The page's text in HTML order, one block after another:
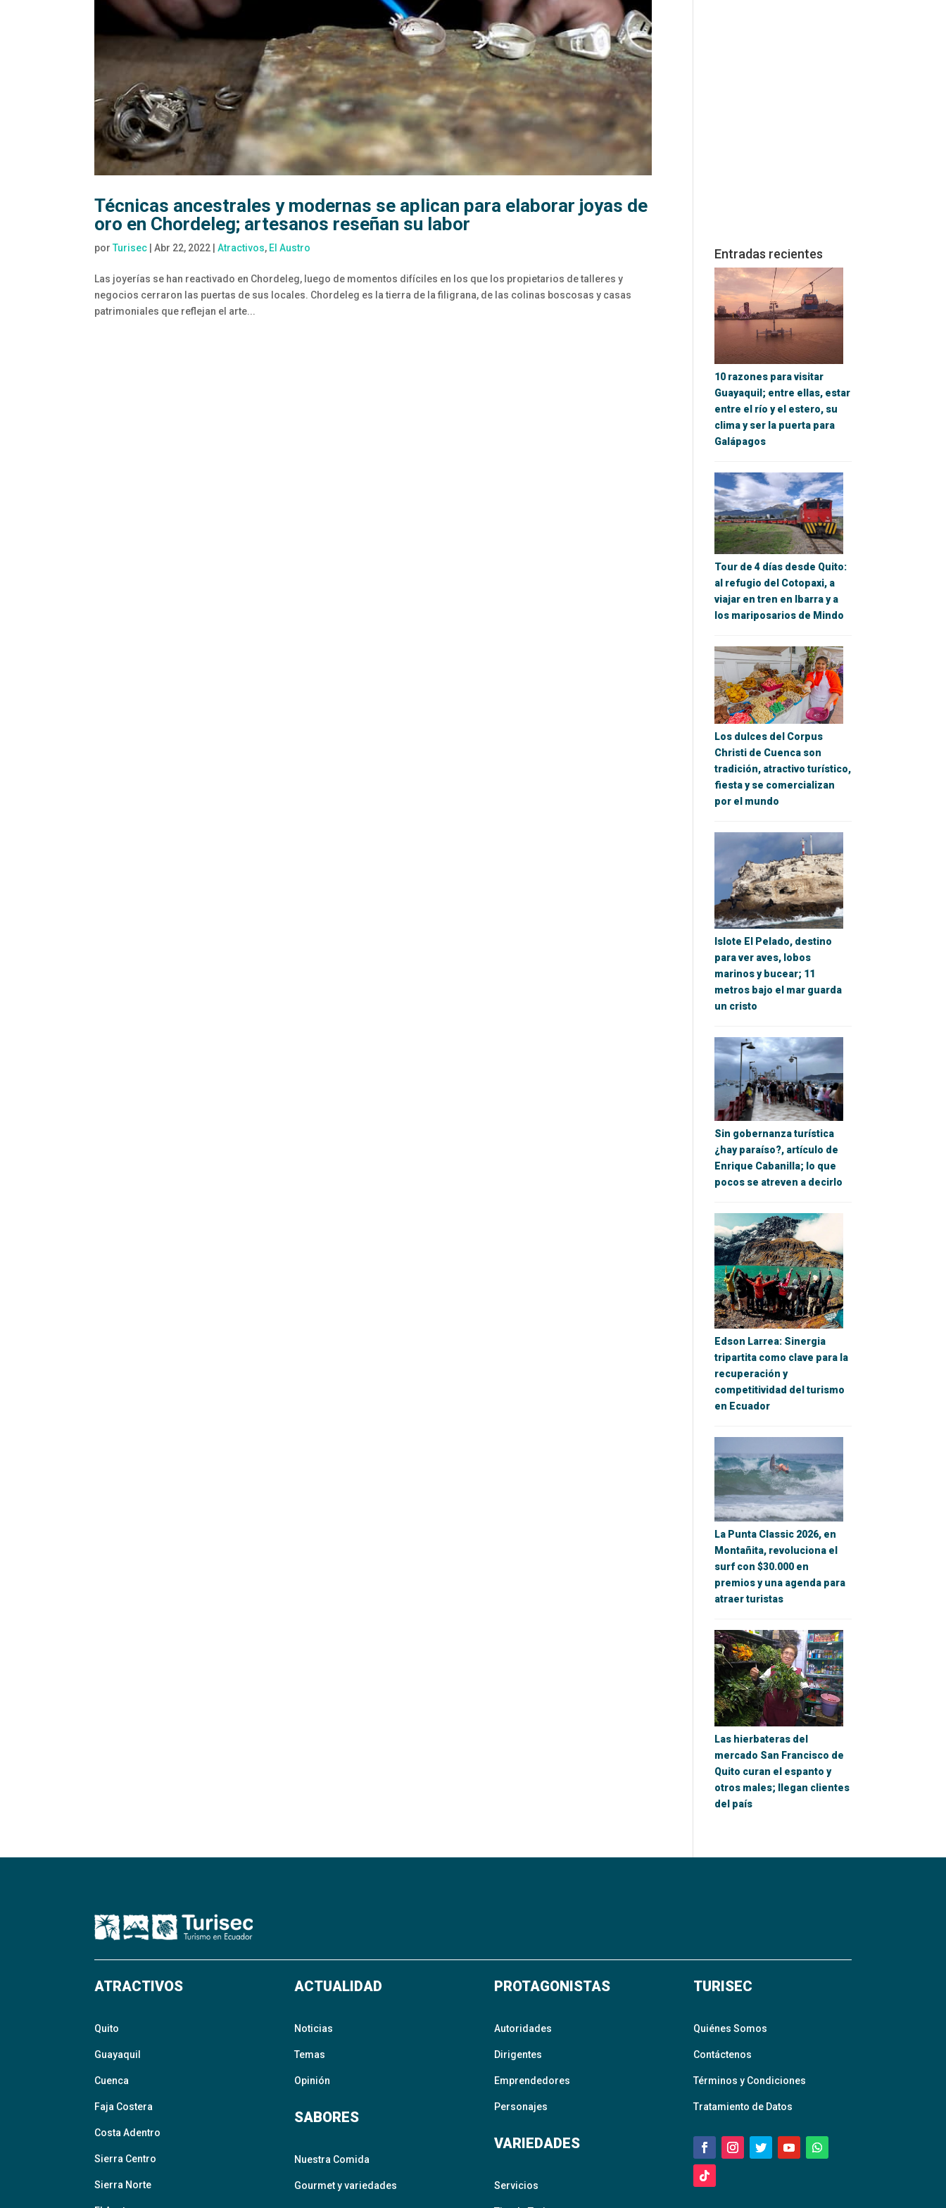
Técnicas ancestrales y modernas se aplican para elaborar joyas de
oro en Chordeleg; artesanos reseñan su labor
porTurisec |Abr 22, 2022 |Atractivos, El Austro
Las joyerías se han reactivado en Chordeleg, luego de momentos difíciles en los que los propietarios de talleres y
negocios cerraron las puertas de sus locales. Chordeleg es la tierra de la filigrana, de las colinas boscosas y casas
patrimoniales que reflejan el arte...
Entradas recientes
10 razones para visitar
Guayaquil; entre ellas, estar
entre el río y el estero, su
clima y ser la puerta para
Galápagos
Tour de 4 días desde Quito:
al refugio del Cotopaxi, a
viajar en tren en Ibarra y a
los mariposarios de Mindo
Los dulces del Corpus
Christi de Cuenca son
tradición, atractivo turístico,
fiesta y se comercializan
por el mundo
Islote El Pelado, destino
para ver aves, lobos
marinos y bucear; 11
metros bajo el mar guarda
un cristo
Sin gobernanza turística
¿hay paraíso?, artículo de
Enrique Cabanilla; lo que
pocos se atreven a decirlo
Edson Larrea: Sinergia
tripartita como clave para la
recuperación y
competitividad del turismo
en Ecuador
La Punta Classic 2026, en
Montañita, revoluciona el
surf con $30.000 en
premios y una agenda para
atraer turistas
Las hierbateras del
mercado San Francisco de
Quito curan el espanto y
otros males; llegan clientes
del país
ATRACTIVOS
Quito
Guayaquil
Cuenca
Faja Costera
Costa Adentro
Sierra Centro
Sierra Norte
ACTUALIDAD
Noticias
Temas
Opinión
SABORES
Nuestra Comida
Gourmet y variedades
PROTAGONISTAS
Autoridades
Dirigentes
Emprendedores
Personajes
VARIEDADES
Servicios
TURISEC
Quiénes Somos
Contáctenos
Términos y Condiciones
Tratamiento de Datos